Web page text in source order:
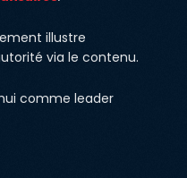
illustre
via le contenu.
comme leader